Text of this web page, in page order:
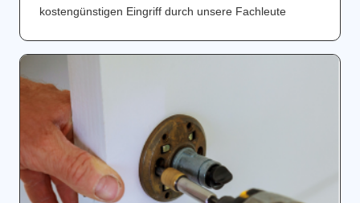
kostengünstigen Eingriff durch unsere Fachleute